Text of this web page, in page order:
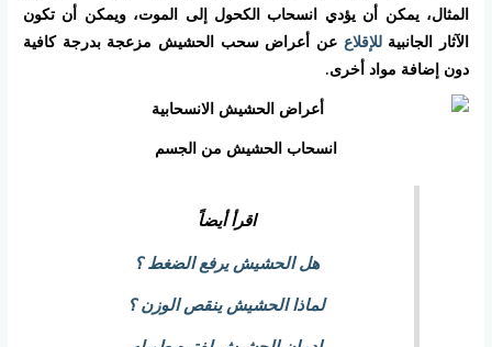
المثال، يمكن أن يؤدي انسحاب الكحول إلى الموت، ويمكن أن تكون
الآثار الجانبيةللإقلاع عن أعراض سحب الحشيش مزعجة بدرجة كافية
دون إضافة مواد أخرى.
انسحاب الحشيش من الجسم
اقرأ أيضاً
هل الحشيش يرفع الضغط ؟
لماذا الحشيش ينقص الوزن ؟